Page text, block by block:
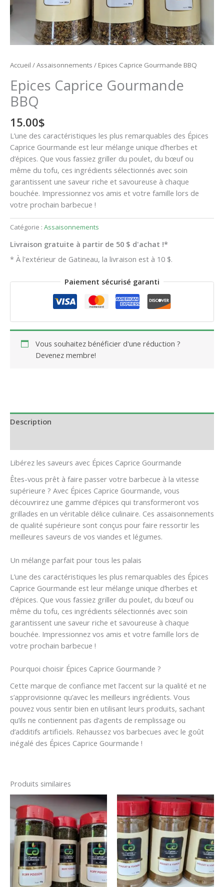
Accueil /Assaisonnements / Epices Caprice Gourmande BBQ
Epices Caprice Gourmande
BBQ
15.00$
L’une des caractéristiques les plus remarquables des Épices
Caprice Gourmande est leur mélange unique d’herbes et
d’épices. Que vous fassiez griller du poulet, du bœuf ou
même du tofu, ces ingrédients sélectionnés avec soin
garantissent une saveur riche et savoureuse à chaque
bouchée. Impressionnez vos amis et votre famille lors de
votre prochain barbecue !
Catégorie : Assaisonnements
Livraison gratuite à partir de 50 $ d'achat !*
* À l'extérieur de Gatineau, la livraison est à 10 $.
Paiement sécurisé garanti
Vous souhaitez bénéficier d'une réduction ?
Devenez membre!
Description
Libérez les saveurs avec Épices Caprice Gourmande
Êtes-vous prêt à faire passer votre barbecue à la vitesse
supérieure ? Avec Épices Caprice Gourmande, vous
découvrirez une gamme d’épices qui transformeront vos
grillades en un véritable délice culinaire. Ces assaisonnements
de qualité supérieure sont conçus pour faire ressortir les
meilleures saveurs de vos viandes et légumes.
Un mélange parfait pour tous les palais
L’une des caractéristiques les plus remarquables des Épices
Caprice Gourmande est leur mélange unique d’herbes et
d’épices. Que vous fassiez griller du poulet, du bœuf ou
même du tofu, ces ingrédients sélectionnés avec soin
garantissent une saveur riche et savoureuse à chaque
bouchée. Impressionnez vos amis et votre famille lors de
votre prochain barbecue !
Pourquoi choisir Épices Caprice Gourmande ?
Cette marque de confiance met l’accent sur la qualité et ne
s’approvisionne qu’avec les meilleurs ingrédients. Vous
pouvez vous sentir bien en utilisant leurs produits, sachant
qu’ils ne contiennent pas d’agents de remplissage ou
d’additifs artificiels. Rehaussez vos barbecues avec le goût
inégalé des Épices Caprice Gourmande !
Produits similaires